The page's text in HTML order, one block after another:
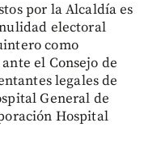
por la Alcaldía es
electoral
como
el Consejo de
legales de
General de
Hospital